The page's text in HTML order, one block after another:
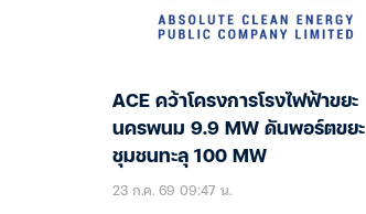
ACE คว้าโครงการโรงไฟฟ้าขยะ
นครพนม 9.9 MW ดันพอร์ตขยะ
ชุมชนทะลุ 100 MW
23 ก.ค. 69 09:47 น.